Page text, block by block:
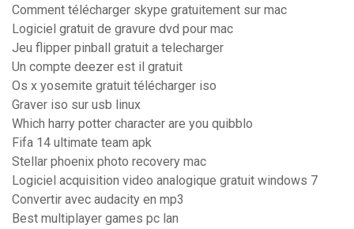
Comment télécharger skype gratuitement sur mac
Logiciel gratuit de gravure dvd pour mac
Jeu flipper pinball gratuit a telecharger
Un compte deezer est il gratuit
Os x yosemite gratuit télécharger iso
Graver iso sur usb linux
Which harry potter character are you quibblo
Fifa 14 ultimate team apk
Stellar phoenix photo recovery mac
Logiciel acquisition video analogique gratuit windows 7
Convertir avec audacity en mp3
Best multiplayer games pc lan